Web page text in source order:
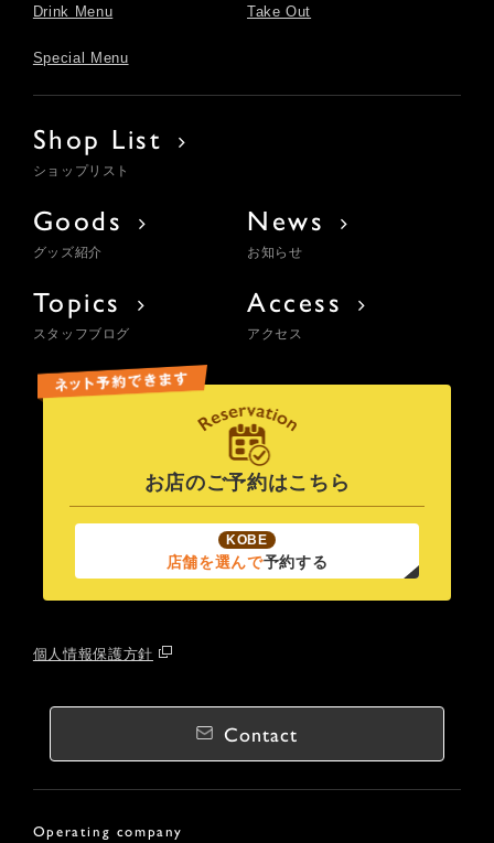
Drink Menu Take Out
Special Menu
Shop List
ショップリスト
Goods
グッズ紹介
News
お知らせ
Topics
スタッフブログ
Access
アクセス
お店のご予約はこちら
KOBE
店舗を選んで予約する
個人情報保護方針
Contact
Operating company